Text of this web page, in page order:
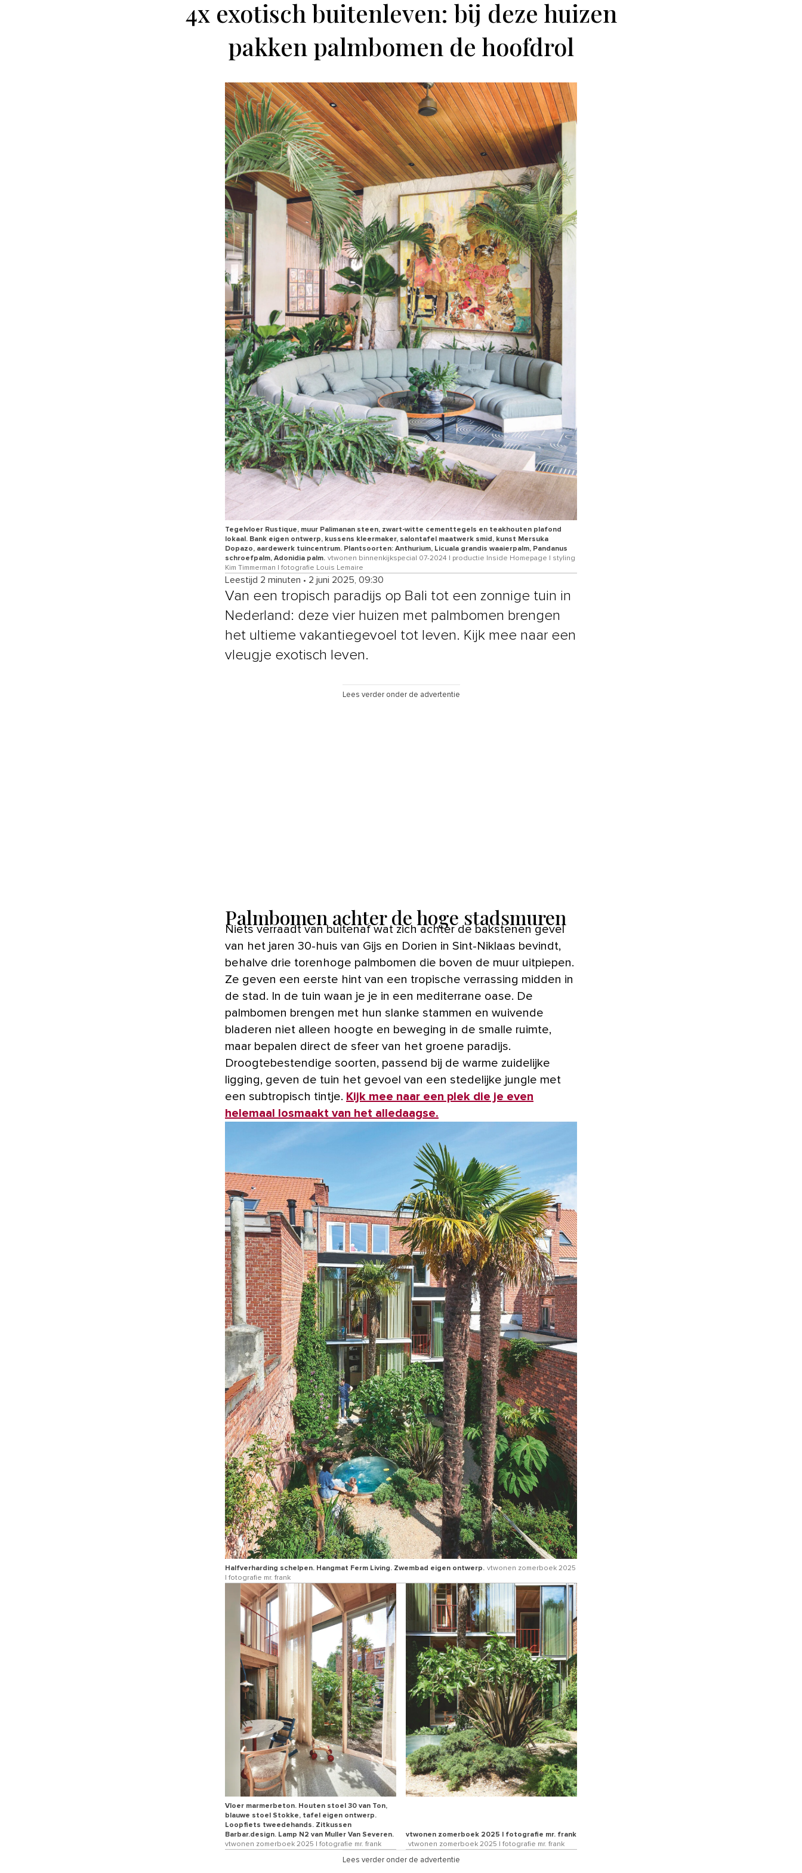
4x exotisch buitenleven: bij deze huizen
pakken palmbomen de hoofdrol
Tegelvloer Rustique, muur Palimanan steen, zwart-witte cementtegels en teakhouten plafond
lokaal. Bank eigen ontwerp, kussens kleermaker, salontafel maatwerk smid, kunst Mersuka
Dopazo, aardewerk tuincentrum. Plantsoorten: Anthurium, Licuala grandis waaierpalm, Pandanus
schroefpalm, Adonidia palm. vtwonen binnenkijkspecial 07-2024 | productie Inside Homepage | styling
Kim Timmerman | fotografie Louis Lemaire
Leestijd 2 minuten • 2 juni 2025, 09:30
Van een tropisch paradijs op Bali tot een zonnige tuin in
Nederland: deze vier huizen met palmbomen brengen
het ultieme vakantiegevoel tot leven. Kijk mee naar een
vleugje exotisch leven.
Lees verder onder de advertentie
Palmbomen achter de hoge stadsmuren
Niets verraadt van buitenaf wat zich achter de bakstenen gevel
van het jaren 30-huis van Gijs en Dorien in Sint-Niklaas bevindt,
behalve drie torenhoge palmbomen die boven de muur uitpiepen.
Ze geven een eerste hint van een tropische verrassing midden in
de stad. In de tuin waan je je in een mediterrane oase. De
palmbomen brengen met hun slanke stammen en wuivende
bladeren niet alleen hoogte en beweging in de smalle ruimte,
maar bepalen direct de sfeer van het groene paradijs.
Droogtebestendige soorten, passend bij de warme zuidelijke
ligging, geven de tuin het gevoel van een stedelijke jungle met
een subtropisch tintje. Kijk mee naar een plek die je even
helemaal losmaakt van het alledaagse.
Halfverharding schelpen. Hangmat Ferm Living. Zwembad eigen ontwerp. vtwonen zomerboek 2025
| fotografie mr. frank
Vloer marmerbeton. Houten stoel 30 van Ton,
blauwe stoel Stokke, tafel eigen ontwerp.
Loopfiets tweedehands. Zitkussen
Barbar.design. Lamp N2 van Muller Van Severen.
vtwonen zomerboek 2025 | fotografie mr. frank
vtwonen zomerboek 2025 | fotografie mr. frank
vtwonen zomerboek 2025 | fotografie mr. frank
Lees verder onder de advertentie